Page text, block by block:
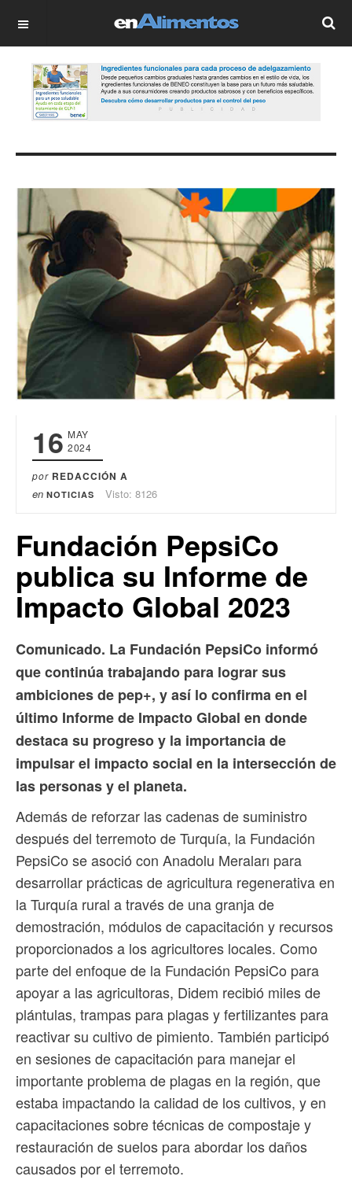
OFF CANVAS
16 MAY
2024
por REDACCIÓN A
en NOTICIAS Visto: 8126
Fundación PepsiCo
publica su Informe de
Impacto Global 2023
Comunicado. La Fundación PepsiCo informó
que continúa trabajando para lograr sus
ambiciones de pep+, y así lo confirma en el
último Informe de Impacto Global en donde
destaca su progreso y la importancia de
impulsar el impacto social en la intersección de
las personas y el planeta.
Además de reforzar las cadenas de suministro
después del terremoto de Turquía, la Fundación
PepsiCo se asoció con Anadolu Meraları para
desarrollar prácticas de agricultura regenerativa en
la Turquía rural a través de una granja de
demostración, módulos de capacitación y recursos
proporcionados a los agricultores locales. Como
parte del enfoque de la Fundación PepsiCo para
apoyar a las agricultoras, Didem recibió miles de
plántulas, trampas para plagas y fertilizantes para
reactivar su cultivo de pimiento. También participó
en sesiones de capacitación para manejar el
importante problema de plagas en la región, que
estaba impactando la calidad de los cultivos, y en
capacitaciones sobre técnicas de compostaje y
restauración de suelos para abordar los daños
causados por el terremoto.